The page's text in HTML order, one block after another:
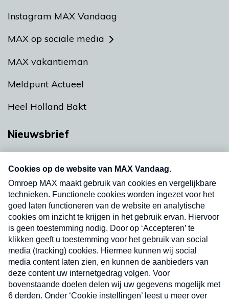
Instagram MAX Vandaag
MAX op sociale media
MAX vakantieman
Meldpunt Actueel
Heel Holland Bakt
Nieuwsbrief
nieuwsbrief. Elke vrijdag- en dinsdagochtend in
uw mailbox.
Verzend